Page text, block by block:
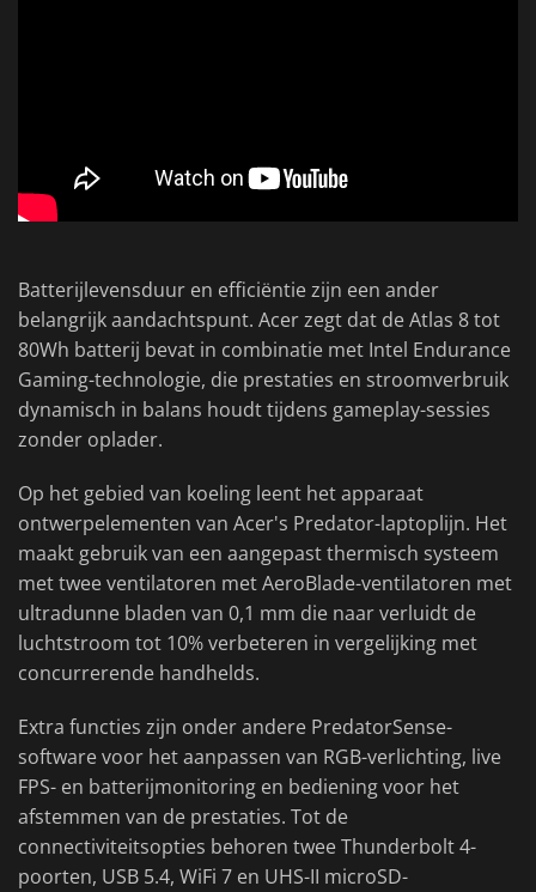
Batterijlevensduur en efficiëntie zijn een ander
belangrijk aandachtspunt. Acer zegt dat de Atlas 8 tot
80Wh batterij bevat in combinatie met Intel Endurance
Gaming-technologie, die prestaties en stroomverbruik
dynamisch in balans houdt tijdens gameplay-sessies
zonder oplader.
Op het gebied van koeling leent het apparaat
ontwerpelementen van Acer's Predator-laptoplijn. Het
maakt gebruik van een aangepast thermisch systeem
met twee ventilatoren met AeroBlade-ventilatoren met
ultradunne bladen van 0,1 mm die naar verluidt de
luchtstroom tot 10% verbeteren in vergelijking met
concurrerende handhelds.
Extra functies zijn onder andere PredatorSense-
software voor het aanpassen van RGB-verlichting, live
FPS- en batterijmonitoring en bediening voor het
afstemmen van de prestaties. Tot de
connectiviteitsopties behoren twee Thunderbolt 4-
poorten, USB 5.4, WiFi 7 en UHS-II microSD-